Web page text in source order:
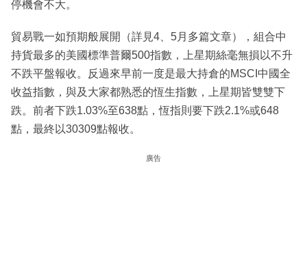
停機會不大。
貿易戰一如預期般展開（詳見4、5月多篇文章），組合中
持貨最多的美國標準普爾500指數，上星期絲毫無損以不升
不跌平盤報收。反過來早前一度是最大持倉的MSCI中國全
收益指數，與及大家都熟悉的恆生指數，上星期皆雙雙下
跌。前者下跌1.03%至638點，恆指則要下跌2.1%或648
點，最終以30309點報收。
廣告